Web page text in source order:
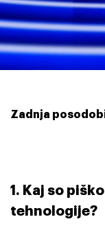
Zadnja
1. Kaj so
tehnologije?